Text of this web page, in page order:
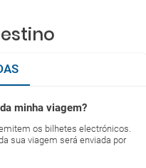
minha viagem?
os bilhetes electrónicos.
sua viagem será enviada por